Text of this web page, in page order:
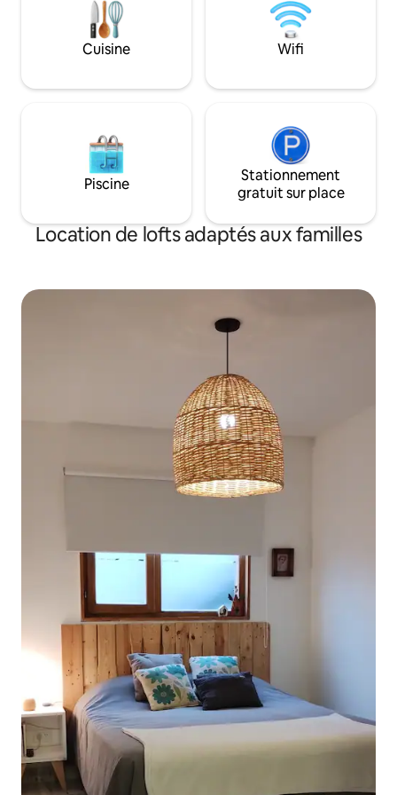
déjeuner sec avec des sandwichs de
bienvenue !
Cuisine Wifi
Piscine
Stationnement
gratuit sur place
Location de lofts adaptés aux familles